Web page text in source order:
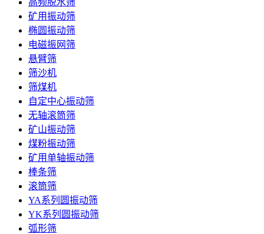
矿用振动筛
椭圆振动筛
电磁振网筛
悬臂筛
筛沙机
筛煤机
自定中心振动筛
无轴滚筒筛
矿山振动筛
煤粉振动筛
矿用单轴振动筛
棒条筛
滚筒筛
YA系列圆振动筛
YK系列圆振动筛
弧形筛